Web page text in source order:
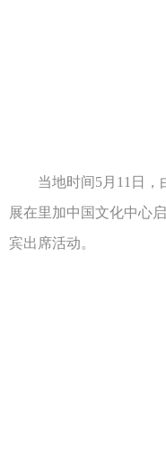
当地时间5月11日，由
展在里加中国文化中心
宾出席活动。